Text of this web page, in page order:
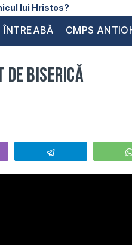
lui Hristos?
ÎNTREABĂ CMPS
biserică